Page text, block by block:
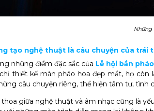
Những
tạo nghệ thuật là câu chuyện của trái
những điểm đặc sắc của Lễ hội bắn
thiết kế màn pháo hoa đẹp mắt, họ còn
câu chuyện riêng, thể hiện tâm tư, tình
thoa giữa nghệ thuật và âm nhạc cũng là